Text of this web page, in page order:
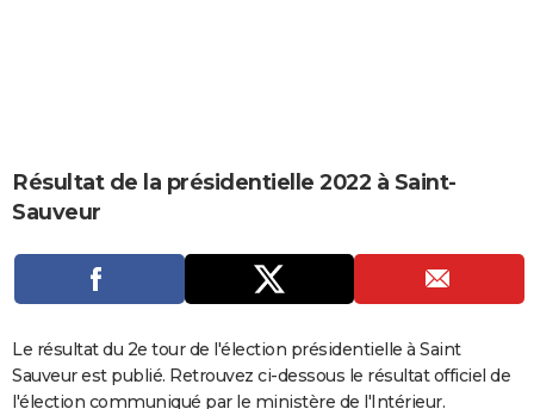
CARTE DE VOEUX
Carte de Noël
Carte Bonne année
Carte Saint-Valentin
Carte Pâques
Carte d'anniversaire
DICTIONNAIRE
Dictionnaire
Biographies
Expressions
Proverbes
PROGRAMME TV
S'inscrire
Se connecter
Lycées
Collèges
Primaires
Universités
Entreprises
Service militaire
Avis de recherche
AVIS DE DÉCÈS
Résultat de la présidentielle 2022 à Saint-
Sauveur
Le résultat du 2e tour de l'élection présidentielle à Saint
Sauveur est publié. Retrouvez ci-dessous le résultat officiel de
l'élection communiqué par le ministère de l'Intérieur.